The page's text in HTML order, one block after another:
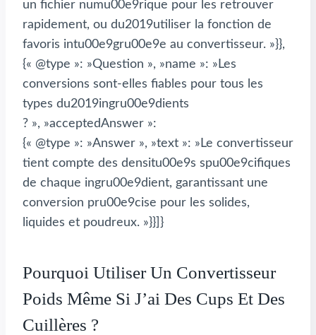
un fichier numu00e9rique pour les retrouver
rapidement, ou du2019utiliser la fonction de
favoris intu00e9gru00e9e au convertisseur. »}},
{« @type »: »Question », »name »: »Les
conversions sont-elles fiables pour tous les
types du2019ingru00e9dients
? », »acceptedAnswer »:
{« @type »: »Answer », »text »: »Le convertisseur
tient compte des densitu00e9s spu00e9cifiques
de chaque ingru00e9dient, garantissant une
conversion pru00e9cise pour les solides,
liquides et poudreux. »}}]}
Pourquoi Utiliser Un Convertisseur
Poids Même Si J’ai Des Cups Et Des
Cuillères ?